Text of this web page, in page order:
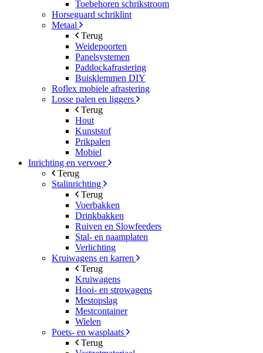
Toebehoren schrikstroom
Horseguard schriklint
Metaal
Terug
Weidepoorten
Panelsystemen
Paddockafrastering
Buisklemmen DIY
Roflex mobiele afrastering
Losse palen en liggers
Terug
Hout
Kunststof
Prikpalen
Mobiel
Inrichting en vervoer
Terug
Stalinrichting
Terug
Voerbakken
Drinkbakken
Ruiven en Slowfeeders
Stal- en naamplaten
Verlichting
Kruiwagens en karren
Terug
Kruiwagens
Hooi- en strowagens
Mestopslag
Mestcontainer
Wielen
Poets- en wasplaats
Terug